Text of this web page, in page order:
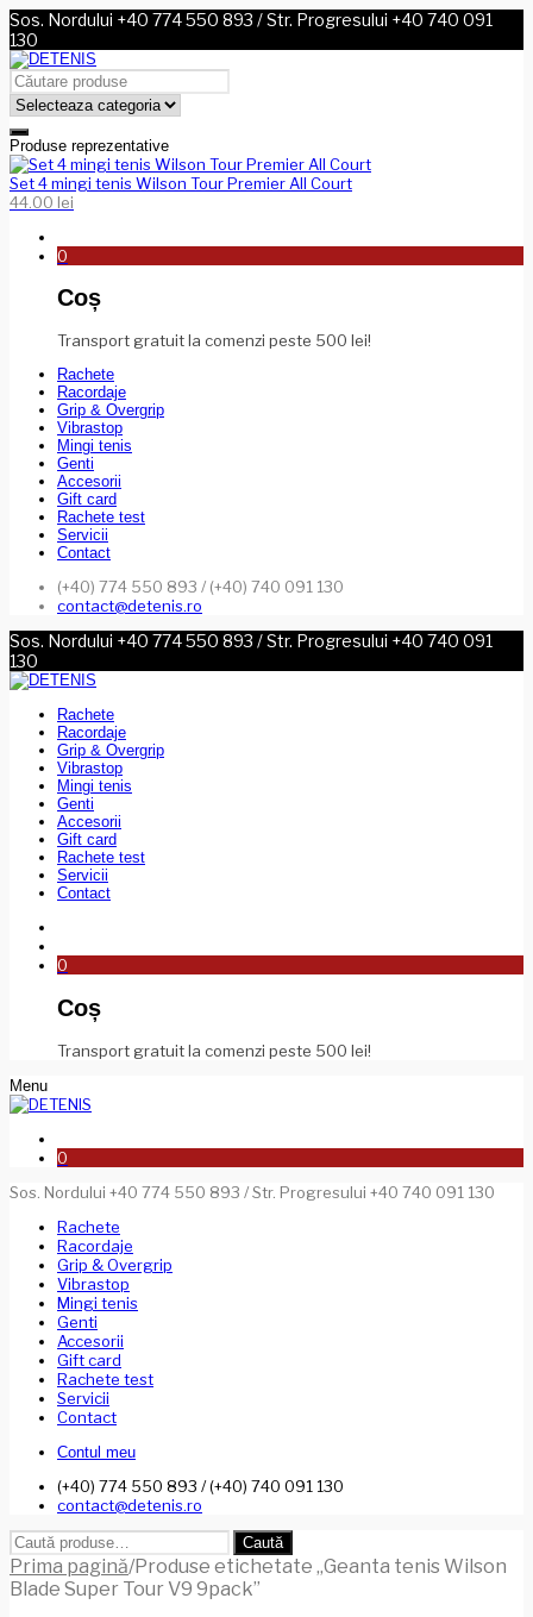
Sos. Nordului +40 774 550 893 / Str. Progresului +40 740 091
130
Produse reprezentative
Set 4 mingi tenis Wilson Tour Premier All Court
44.00 lei
0
Coș
Transport gratuit la comenzi peste 500 lei!
Rachete
Racordaje
Grip & Overgrip
Vibrastop
Mingi tenis
Genti
Accesorii
Gift card
Rachete test
Servicii
Contact
(+40) 774 550 893 / (+40) 740 091 130
contact@detenis.ro
Sos. Nordului +40 774 550 893 / Str. Progresului +40 740 091
130
Rachete
Racordaje
Grip & Overgrip
Vibrastop
Mingi tenis
Genti
Accesorii
Gift card
Rachete test
Servicii
Contact
0
Coș
Transport gratuit la comenzi peste 500 lei!
Menu
0
Sos. Nordului +40 774 550 893 / Str. Progresului +40 740 091 130
Rachete
Racordaje
Grip & Overgrip
Vibrastop
Mingi tenis
Genti
Accesorii
Gift card
Rachete test
Servicii
Contact
Contul meu
(+40) 774 550 893 / (+40) 740 091 130
contact@detenis.ro
Caută
după:
Caută
Prima pagină/Produse etichetate „Geanta tenis Wilson
Blade Super Tour V9 9pack”